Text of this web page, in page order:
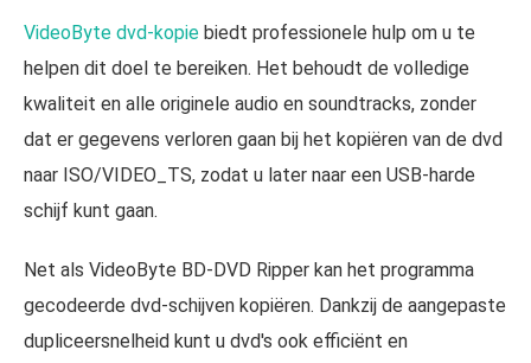
VideoByte dvd-kopie biedt professionele hulp om u te
helpen dit doel te bereiken. Het behoudt de volledige
kwaliteit en alle originele audio en soundtracks, zonder
dat er gegevens verloren gaan bij het kopiëren van de dvd
naar ISO/VIDEO_TS, zodat u later naar een USB-harde
schijf kunt gaan.
Net als VideoByte BD-DVD Ripper kan het programma
gecodeerde dvd-schijven kopiëren. Dankzij de aangepaste
dupliceersnelheid kunt u dvd's ook efficiënt en